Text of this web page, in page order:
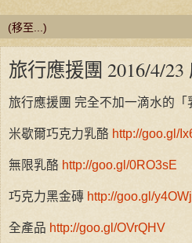
旅行應援團 2016/4/
旅行應援團 完全不加一滴水的「
米歇爾巧克力乳酪 http://goo.gl/
無限乳酪 http://goo.gl/0RO3sE
巧克力黑金磚 http://goo.gl/
全產品 http://goo.gl/OVrQHV